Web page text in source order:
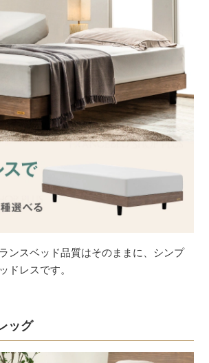
ンスベッド品質はそのままに、シンプ
ドレスです。
ッグ